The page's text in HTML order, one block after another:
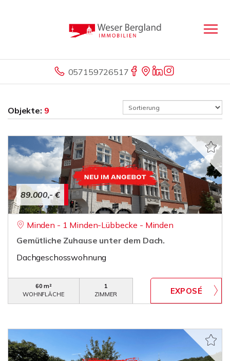
057159726517
Objekte: 9
89.000,- €
Minden - 1 Minden-Lübbecke - Minden
Gemütliche Zuhause unter dem Dach.
Dachgeschosswohnung
60 m²
WOHNFLÄCHE
1
ZIMMER